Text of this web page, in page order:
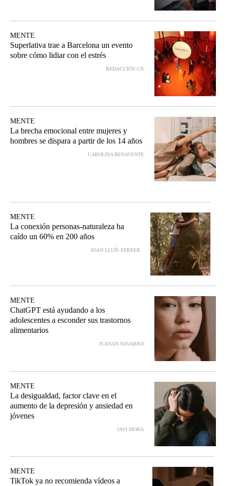
MENTE
Superlativa trae a Barcelona un evento
sobre cómo lidiar con el estrés
REDACCIÓN CN
MENTE
La brecha emocional entre mujeres y
hombres se dispara a partir de los 14 años
CAROLINA BENAVENTE
MENTE
La conexión personas-naturaleza ha
caído un 60% en 200 años
JOAN LLUÍS FERRER
MENTE
ChatGPT está ayudando a los
adolescentes a esconder sus trastornos
alimentarios
JUANAN NAVARRO
MENTE
La desigualdad, factor clave en el
aumento de la depresión y ansiedad en
jóvenes
JAVI MORA
MENTE
TikTok ya no recomienda vídeos a